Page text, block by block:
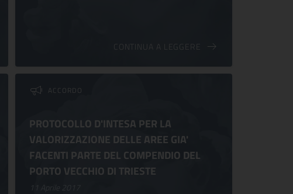
CONTINUA A LEGGERE
ACCORDO
PROTOCOLLO D'INTESA PER LA
VALORIZZAZIONE DELLE AREE GIA'
FACENTI PARTE DEL COMPENDIO DEL
PORTO VECCHIO DI TRIESTE
11 Aprile 2017